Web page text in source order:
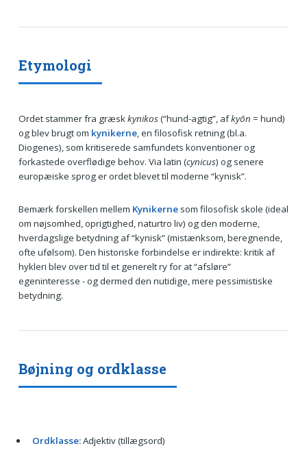
Etymologi
Ordet stammer fra græskkynikos(“hund-agtig”, afkyōn = hund)
og blev brugt om kynikerne, en filosofisk retning (bl.a.
Diogenes), som kritiserede samfundets konventioner og
forkastede overflødige behov. Via latin (cynicus) og senere
europæiske sprog er ordet blevet til moderne “kynisk”.
Bemærk forskellen mellem Kynikernesom filosofisk skole (ideal
om nøjsomhed, oprigtighed, naturtro liv) og den moderne,
hverdagslige betydning af “kynisk” (mistænksom, beregnende,
ofte ufølsom). Den historiske forbindelse er indirekte: kritik af
hykleri blev over tid til et generelt ry for at “afsløre”
egeninteresse - og dermed den nutidige, mere pessimistiske
betydning.
Bøjning og ordklasse
Ordklasse:Adjektiv (tillægsord)